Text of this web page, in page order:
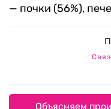
— почки (56%),
Объясняем